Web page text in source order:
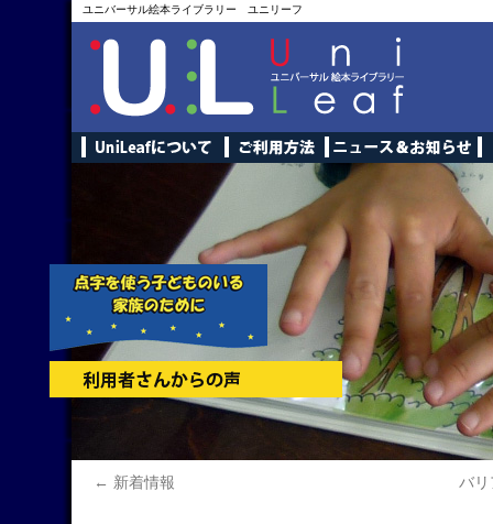
ユニバーサル絵本ライブラリー ユニリーフ
← 新着情報 バ